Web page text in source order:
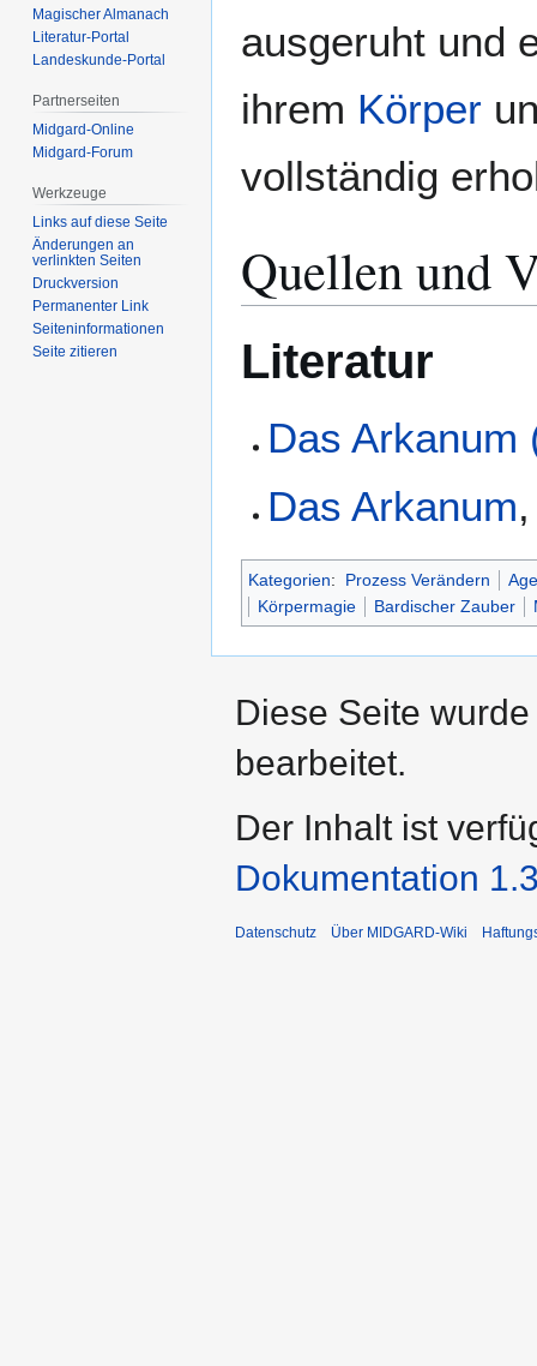
ausgeruht und
ihrem Körper
vollständig
Quellen und
Literatur
Das Arkanum
Das Arkanum
Kategorien: Prozess Verändern
Körpermagie
Bardischer Zauber
Magischer Almanach
Literatur-Portal
Landeskunde-Portal
Partnerseiten
Midgard-Online
Midgard-Forum
Werkzeuge
Links auf diese Seite
Änderungen an
verlinkten Seiten
Druckversion
Permanenter Link
Seiten­­informationen
Seite zitieren
Diese Seite
bearbeitet.
Der Inhalt ist
Dokumentation
Datenschutz Über MIDGARD-Wiki